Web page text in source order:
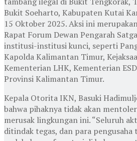
Bukit Soeharto, Kabupaten Kutai
15 Oktober 2025. Aksi ini
Rapat Forum Dewan Pengarah
institusi-institusi kunci, seperti
Kapolda Kalimantan Timur,
Kementerian LHK, Kementerian
Provinsi Kalimantan Timur.
Kepala Otorita IKN, Basuki
bahwa pihaknya tidak akan
merusak lingkungan ini. “Seluruh
ditindak tegas, dan para pengusaha